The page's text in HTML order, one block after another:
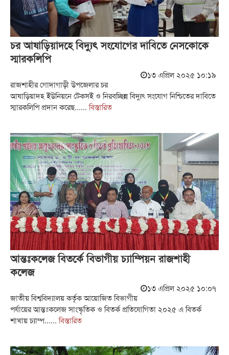
চর আষাড়িয়াদহে বিদ্যুৎ সংযোগের দাবিতে নেসকোকে
স্মারকলিপি
১৩ এপ্রিল ২০২৫ ১০:১৯
রাজশাহীর গোদাগাড়ী উপজেলার চর
আষাড়িয়াদহ ইউনিয়নে টেকসই ও নিরবচ্ছিন্ন বিদ্যুৎ সংযোগ নিশ্চিতের দাবিতে
স্মারকলিপি প্রদান করেছ......বিস্তারিত
আন্তঃকলেজ বিতর্কে বিভাগীয় চ্যাম্পিয়ন রাজশাহী
কলেজ
১৩ এপ্রিল ২০২৫ ১০:০৭
জাতীয় বিশ্ববিদ্যালয় কর্তৃক আয়োজিত বিভাগীয়
পর্যায়ের আন্তঃকলেজ সাংস্কৃতিক ও বিতর্ক প্রতিযোগিতা ২০২৫ এ বিতর্ক
শাখায় চ্যাম্প......বিস্তারিত